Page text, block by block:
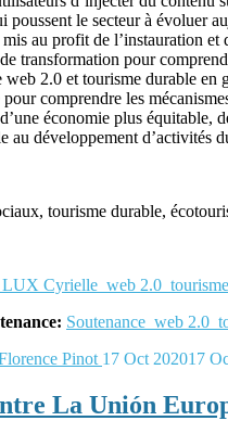
le secteur à évoluer
au profit de l’instauration
transformation pour
2.0 et tourisme durable
comprendre les
économie plus équitable,
au développement d’activités
tourisme durable,
Cyrielle_web
Soutenance_web
Pinot 17 Oct 202017
La Unión